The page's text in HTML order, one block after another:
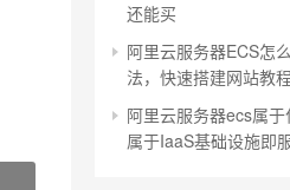
还能买
阿里云服务器ECS怎
法，快速搭建网站教
阿里云服务器ecs属
属于IaaS基础设施即